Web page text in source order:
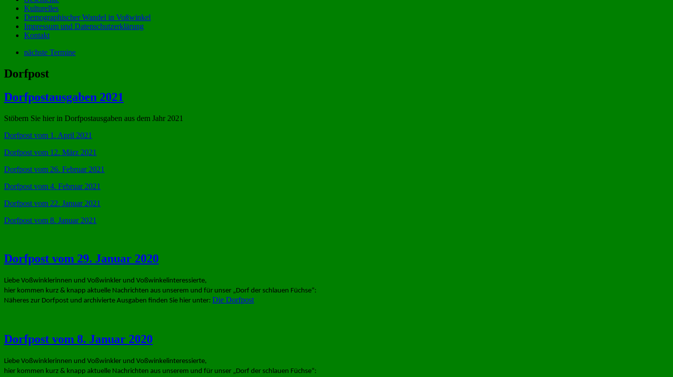
Kulturelles
Demographischer Wandel in Voßwinkel
Impressum und Datenschutzerklärung
Kontakt
nächste Termine
Dorfpost
Dorfpostausgaben 2021
Stöbern Sie hier in Dorfpostausgaben aus dem Jahr 2021
Dorfpost vom 1. April 2021
Dorfpost vom 12. März 2021
Dorfpost vom 26. Februar 2021
Dorfpost vom 4. Februar 2021
Dorfpost vom 22. Januar 2021
Dorfpost vom 8. Januar 2021
Dorfpost vom 29. Januar 2020
Liebe Voßwinklerinnen und Voßwinkler und Voßwinkelinteressierte,
hier kommen kurz & knapp aktuelle Nachrichten aus unserem und für unser „Dorf der schlauen Füchse“:
Näheres zur Dorfpost und archivierte Ausgaben finden Sie hier unter: Die Dorfpost
Dorfpost vom 8. Januar 2020
Liebe Voßwinklerinnen und Voßwinkler und Voßwinkelinteressierte,
hier kommen kurz & knapp aktuelle Nachrichten aus unserem und für unser „Dorf der schlauen Füchse“: